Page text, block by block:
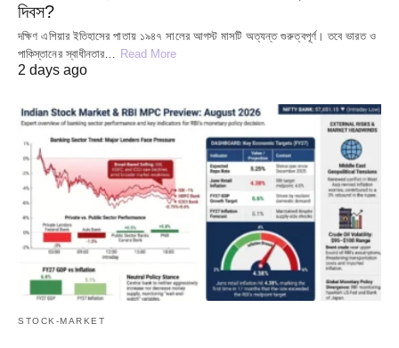
দিবস?
দক্ষিণ এশিয়ার ইতিহাসের পাতায় ১৯৪৭ সালের আগস্ট মাসটি অত্যন্ত গুরুত্বপূর্ণ। তবে ভারত ও
পাকিস্তানের স্বাধীনতার… Read More
2 days ago
STOCK-MARKET